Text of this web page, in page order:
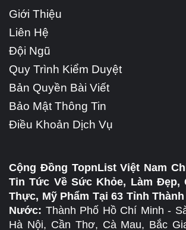
Giới Thiệu
Liên Hệ
Đội Ngũ
Quy Trình Kiểm Duyệt
Bản Quyền Bài Viết
Bảo Mật Thông Tin
Điều Khoản Dịch Vụ
Cộng Đồng TopnList Việt Nam
Tin Tức Về Sức Khỏe, Làm Đẹp,
Thực, Mỹ Phẩm Tại 63 Tỉnh
Nước: Thành Phố Hồ Chí Minh -
Hà Nội, Cần Thơ, Cà Mau, Bắc